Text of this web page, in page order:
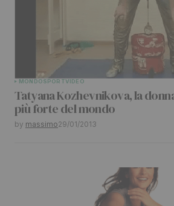
MONDOSPORTVIDEO
Tatyana Kozhevnikova, la
più forte del mondo
by massimo29/01/2013